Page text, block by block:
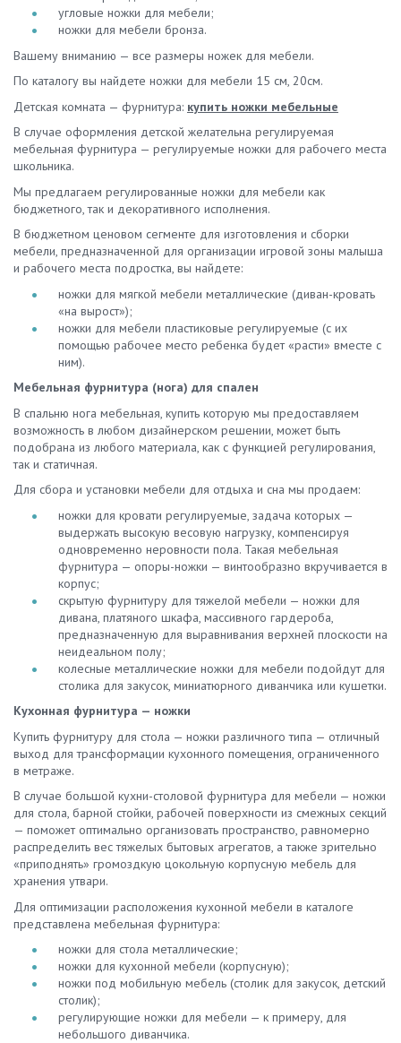
угловые ножки для мебели;
ножки для мебели бронза.
Вашему вниманию — все размеры ножек для мебели.
По каталогу вы найдете ножки для мебели 15 см, 20см.
Детская комната — фурнитура: купить ножки мебельные
В случае оформления детской желательна регулируемая
мебельная фурнитура — регулируемые ножки для рабочего места
школьника.
Мы предлагаем регулированные ножки для мебели как
бюджетного, так и декоративного исполнения.
В бюджетном ценовом сегменте для изготовления и сборки
мебели, предназначенной для организации игровой зоны малыша
и рабочего места подростка, вы найдете:
ножки для мягкой мебели металлические (диван-кровать
«на вырост»);
ножки для мебели пластиковые регулируемые (с их
помощью рабочее место ребенка будет «расти» вместе с
ним).
Мебельная фурнитура (нога) для спален
В спальню нога мебельная, купить которую мы предоставляем
возможность в любом дизайнерском решении, может быть
подобрана из любого материала, как с функцией регулирования,
так и статичная.
Для сбора и установки мебели для отдыха и сна мы продаем:
ножки для кровати регулируемые, задача которых —
выдержать высокую весовую нагрузку, компенсируя
одновременно неровности пола. Такая мебельная
фурнитура — опоры-ножки — винтообразно вкручивается в
корпус;
скрытую фурнитуру для тяжелой мебели — ножки для
дивана, платяного шкафа, массивного гардероба,
предназначенную для выравнивания верхней плоскости на
неидеальном полу;
колесные металлические ножки для мебели подойдут для
столика для закусок, миниатюрного диванчика или кушетки.
Кухонная фурнитура — ножки
Купить фурнитуру для стола — ножки различного типа — отличный
выход для трансформации кухонного помещения, ограниченного
в метраже.
В случае большой кухни-столовой фурнитура для мебели — ножки
для стола, барной стойки, рабочей поверхности из смежных секций
— поможет оптимально организовать пространство, равномерно
распределить вес тяжелых бытовых агрегатов, а также зрительно
«приподнять» громоздкую цокольную корпусную мебель для
хранения утвари.
Для оптимизации расположения кухонной мебели в каталоге
представлена мебельная фурнитура:
ножки для стола металлические;
ножки для кухонной мебели (корпусную);
ножки под мобильную мебель (столик для закусок, детский
столик);
регулирующие ножки для мебели — к примеру, для
небольшого диванчика.